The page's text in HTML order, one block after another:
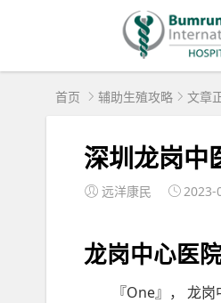
首页 辅助生殖攻略 文章
深圳龙岗中
远洋康民 2023-
龙岗中心医
『One』， 龙